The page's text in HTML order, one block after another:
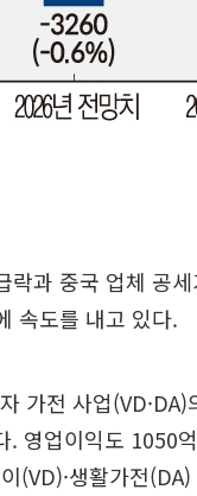
과 중국 업체 공
속도를 내고 있다.
가전 사업
영업이익도 1050
(VD)·생활가전